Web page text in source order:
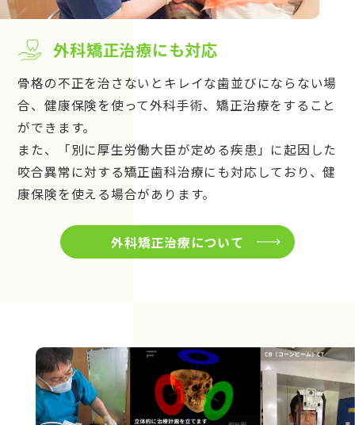
外科矯正治療にも対応
骨格の不正を治さないとキレイな歯並びにならない場
合、健康保険を使って外科手術、矯正治療をすること
ができます。
また、「別に厚生労働大臣が定める疾患」に起因した
咬合異常に対する矯正歯科治療にも対応しており、健
康保険を使える場合があります。
外科矯正治療について